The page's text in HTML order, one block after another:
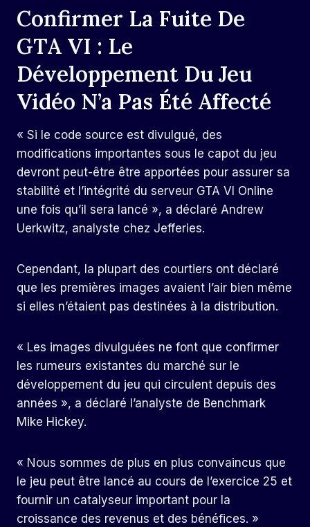
Confirmer La Fuite De
GTA VI : Le
Développement Du Jeu
Vidéo N’a Pas Été Affecté
« Si le code source est divulgué, des
modifications importantes sous le capot du jeu
devront peut-être être apportées pour assurer sa
stabilité et l’intégrité du serveur GTA VI Online
une fois qu’il sera lancé », a déclaré Andrew
Uerkwitz, analyste chez Jefferies.
Cependant, la plupart des courtiers ont déclaré
que les premières images avaient l’air bien même
si elles n’étaient pas destinées à la distribution.
« Les images divulguées ne font que confirmer
les rumeurs existantes du marché sur le
développement du jeu qui circulent depuis des
années », a déclaré l’analyste de Benchmark
Mike Hickey.
« Nous sommes de plus en plus convaincus que
le jeu peut être lancé au cours de l’exercice 25 et
fournir un catalyseur important pour la
croissance des revenus et des bénéfices. »